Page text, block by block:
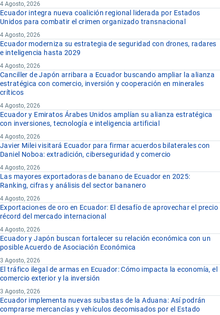
4 Agosto, 2026
Ecuador integra nueva coalición regional liderada por Estados
Unidos para combatir el crimen organizado transnacional
4 Agosto, 2026
Ecuador moderniza su estrategia de seguridad con drones, radares
e inteligencia hasta 2029
4 Agosto, 2026
Canciller de Japón arribara a Ecuador buscando ampliar la alianza
estratégica con comercio, inversión y cooperación en minerales
críticos
4 Agosto, 2026
Ecuador y Emiratos Árabes Unidos amplían su alianza estratégica
con inversiones, tecnología e inteligencia artificial
4 Agosto, 2026
Javier Milei visitará Ecuador para firmar acuerdos bilaterales con
Daniel Noboa: extradición, ciberseguridad y comercio
4 Agosto, 2026
Las mayores exportadoras de banano de Ecuador en 2025:
Ranking, cifras y análisis del sector bananero
4 Agosto, 2026
Exportaciones de oro en Ecuador: El desafío de aprovechar el precio
récord del mercado internacional
4 Agosto, 2026
Ecuador y Japón buscan fortalecer su relación económica con un
posible Acuerdo de Asociación Económica
3 Agosto, 2026
El tráfico ilegal de armas en Ecuador: Cómo impacta la economía, el
comercio exterior y la inversión
3 Agosto, 2026
Ecuador implementa nuevas subastas de la Aduana: Así podrán
comprarse mercancías y vehículos decomisados por el Estado